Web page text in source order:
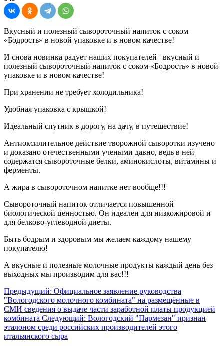
Вкусный и полезный сывороточный напиток с соком
«Бодрость» в новой упаковке и в новом качестве!
И снова новинка радует наших покупателей –вкусный и
полезный сывороточный напиток с соком «Бодрость» в новой
упаковке и в новом качестве!
При хранении не требует холодильника!
Удобная упаковка с крышкой!
Идеальный спутник в дорогу, на дачу, в путешествие!
Антиоксилительное действие творожной сыворотки изучено
и доказано отечественными учеными давно, ведь в ней
содержатся сывороточные белки, аминокислоты, витамины и
ферменты.
А жира в сывороточном напитке нет вообще!!!
Сывороточный напиток отличается повышенной
биологической ценностью. Он идеален для низкожировой и
для белково-углеводной диеты.
Быть бодрым и здоровым мы желаем каждому нашему
покупателю!
А вкусные и полезные молочные продукты каждый день без
выходных мы производим для вас!!!
Предыдущий: Официальное заявление руководства
"Вологодского молочного комбината" на размещённые в
СМИ сведения о выдаче части заработной платы продукцией
комбината Следующий: Вологодский "Пармезан" признан
эталоном среди российских производителей этого
итальянского сыра